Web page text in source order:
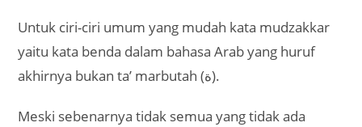
Untuk ciri-ciri umum yang mudah kata mudzakkar
yaitu kata benda dalam bahasa Arab yang huruf
akhirnya bukan ta’ marbutah (ة).
Meski sebenarnya tidak semua yang tidak ada